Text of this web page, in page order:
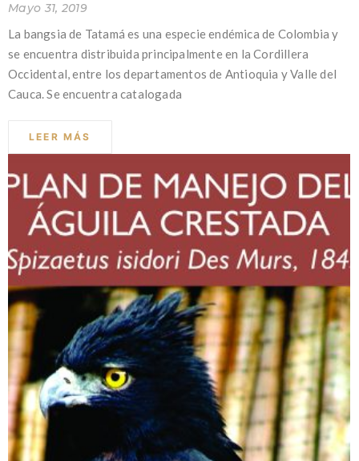
Mayo 31, 2019
La bangsia de Tatamá es una especie endémica de Colombia y
se encuentra distribuida principalmente en la Cordillera
Occidental, entre los departamentos de Antioquia y Valle del
Cauca. Se encuentra catalogada
LEER MÁS